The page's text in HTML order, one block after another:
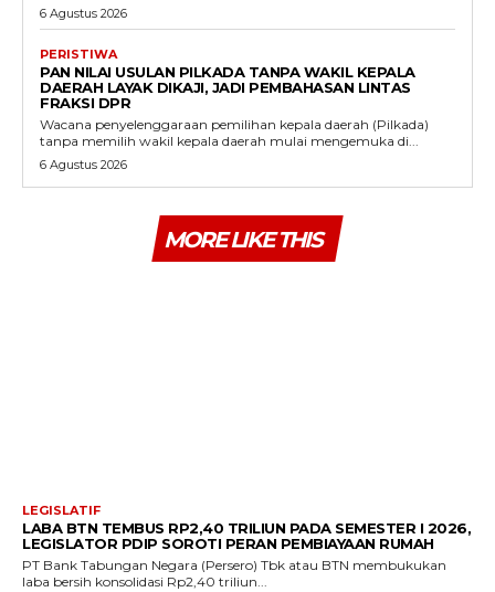
6 Agustus 2026
PERISTIWA
PAN NILAI USULAN PILKADA TANPA WAKIL KEPALA
DAERAH LAYAK DIKAJI, JADI PEMBAHASAN LINTAS
FRAKSI DPR
Wacana penyelenggaraan pemilihan kepala daerah (Pilkada)
tanpa memilih wakil kepala daerah mulai mengemuka di...
6 Agustus 2026
MORE LIKE THIS
LEGISLATIF
LABA BTN TEMBUS RP2,40 TRILIUN PADA SEMESTER I 2026,
LEGISLATOR PDIP SOROTI PERAN PEMBIAYAAN RUMAH
PT Bank Tabungan Negara (Persero) Tbk atau BTN membukukan
laba bersih konsolidasi Rp2,40 triliun...